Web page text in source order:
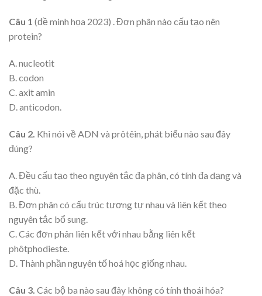
Câu 1 (đề minh họa 2023) . Đơn phân nào cấu tạo nên
protein?
A. nucleotit
B. codon
C. axit amin
D. anticodon.
Câu 2. Khi nói về ADN và prôtêin, phát biểu nào sau đây
đúng?
A. Đều cấu tạo theo nguyên tắc đa phân, có tính đa dạng và
đặc thù.
B. Đơn phân có cấu trúc tương tự nhau và liên kết theo
nguyên tắc bổ sung.
C. Các đơn phân liên kết với nhau bằng liên kết
phôtphodieste.
D. Thành phần nguyên tố hoá học giống nhau.
Câu 3. Các bộ ba nào sau đây không có tính thoái hóa?